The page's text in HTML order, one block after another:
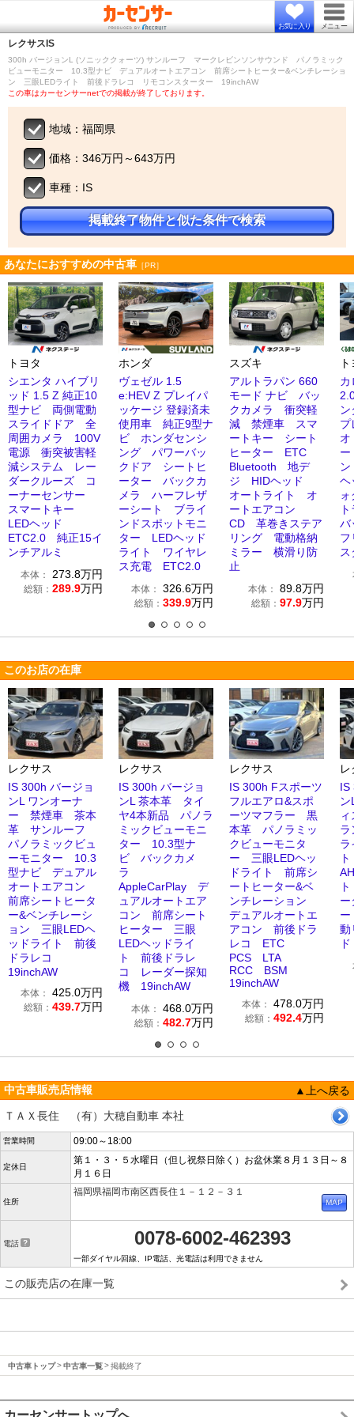
お気に入り メニュー
レクサス IS
300h バージョンL (ソニッククォーツ) サンルーフ マークレビンソンサウンド パノラミック
ビューモニター 10.3型ナビ デュアルオートエアコン 前席シートヒーター&ベンチレーショ
ン 三眼LEDライト 前後ドラレコ リモコンスターター 19inchAW
この車はカーセンサーnetでの掲載が終了しております。
地域：福岡県
価格：346万円～643万円
車種：IS
掲載終了物件と似た条件で検索
あなたにおすすめの中古車 ［PR］
トヨタ
シエンタ ハイブリ
ッド 1.5 Z 純正10
型ナビ 両側電動
スライドドア 全
周囲カメラ 100V
電源 衝突被害軽
減システム レー
ダークルーズ コ
ーナーセンサー
スマートキー
LEDヘッド
ETC2.0 純正15イ
ンチアルミ
本体： 273.8万円
総額： 289.9万円
ホンダ
ヴェゼル 1.5
e:HEV Z プレイパ
ッケージ 登録済未
使用車 純正9型ナ
ビ ホンダセンシ
ング パワーバッ
クドア シートヒ
ーター バックカ
メラ ハーフレザ
ーシート ブライ
ンドスポットモニ
ター LEDヘッド
ライト ワイヤレ
ス充電 ETC2.0
本体： 326.6万円
総額： 339.9万円
スズキ
アルトラパン 660
モード ナビ バッ
クカメラ 衝突軽
減 禁煙車 スマ
ートキー シート
ヒーター ETC
Bluetooth 地デ
ジ HIDヘッド
オートライト オ
ートエアコン
CD 革巻きステア
リング 電動格納
ミラー 横滑り防
止
本体： 89.8万円
総額： 97.9万円
カ
プ
ヘ
バ
このお店の在庫
レクサス
IS 300h バージョ
ンL ワンオーナ
ー 禁煙車 茶本
革 サンルーフ
パノラミックビュ
ーモニター 10.3
型ナビ デュアル
オートエアコン
前席シートヒータ
ー&ベンチレーシ
ョン 三眼LEDヘ
ッドライト 前後
ドラレコ
19inchAW
本体： 425.0万円
総額： 439.7万円
レクサス
IS 300h バージョ
ンL 茶本革 タイ
ヤ4本新品 パノラ
ミックビューモニ
ター 10.3型ナ
ビ バックカメ
ラ
AppleCarPlay デ
ュアルオートエア
コン 前席シート
ヒーター 三眼
LEDヘッドライ
ト 前後ドラレ
コ レーダー探知
機 19inchAW
本体： 468.0万円
総額： 482.7万円
レクサス
IS 300h Fスポーツ
フルエアロ&スポ
ーツマフラー 黒
本革 パノラミッ
クビューモニタ
ー 三眼LEDヘッ
ドライト 前席シ
ートヒーター&ベ
ンチレーション
デュアルオートエ
アコン 前後ドラ
レコ ETC
PCS LTA
RCC BSM
19inchAW
本体： 478.0万円
総額： 492.4万円
IS
ラ
ー
動
中古車販売店情報
▲上へ戻る
ＴＡＸ長住 （有）大穂自動車 本社
営業時間 09:00～18:00
定休日
第１・３・５水曜日（但し祝祭日除く）お盆休業８月１３日～８
月１６日
住所
福岡県福岡市南区西長住１－１２－３１
電話 0078-6002-462393
一部ダイヤル回線、IP電話、光電話は利用できません
この販売店の在庫一覧
中古車トップ 中古車一覧 掲載終了